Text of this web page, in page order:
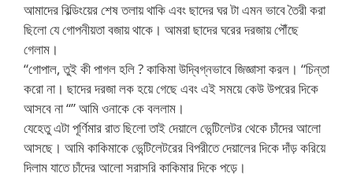
আমাদের বিল্ডিংয়ের শেষ তলায় থাকি এবং ছাদের ঘর টা এমন ভাবে তৈরী করা
ছিলো যে গোপনীয়তা বজায় থাকে। আমরা ছাদের ঘরের দরজায় পৌঁছে
গেলাম।
“গোপাল, তুই কী পাগল হলি ? কাকিমা উদ্বিগ্নভাবে জিজ্ঞাসা করল। “চিন্তা
করো না। ছাদের দরজা লক হয়ে গেছে এবং এই সময়ে কেউ উপরের দিকে
আসবে না “” আমি ওনাকে কে বললাম।
যেহেতু এটা পূর্ণিমার রাত ছিলো তাই দেয়ালে ভেন্টিলেটর থেকে চাঁদের আলো
আসছে। আমি কাকিমাকে ভেন্টিলেটরের বিপরীতে দেয়ালের দিকে দাঁড় করিয়ে
দিলাম যাতে চাঁদের আলো সরাসরি কাকিমার দিকে পড়ে।